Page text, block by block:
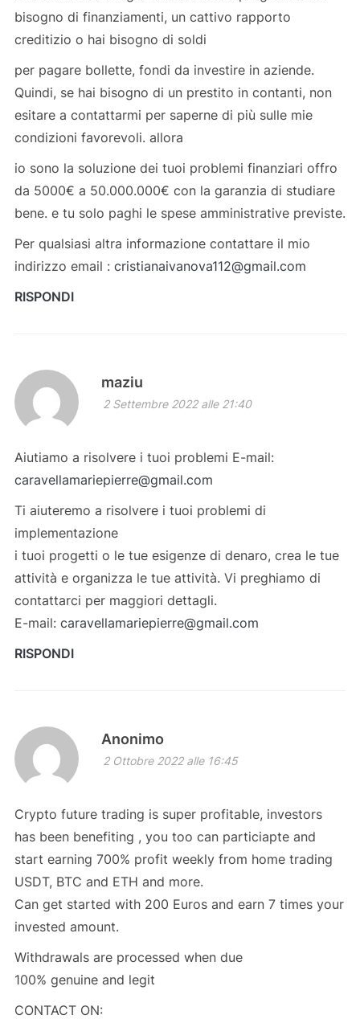
bisogno di finanziamenti, un cattivo rapporto
creditizio o hai bisogno di soldi
per pagare bollette, fondi da investire in aziende.
Quindi, se hai bisogno di un prestito in contanti, non
esitare a contattarmi per saperne di più sulle mie
condizioni favorevoli. allora
io sono la soluzione dei tuoi problemi finanziari offro
da 5000€ a 50.000.000€ con la garanzia di studiare
bene. e tu solo paghi le spese amministrative previste.
Per qualsiasi altra informazione contattare il mio
indirizzo email : cristianaivanova112@gmail.com
RISPONDI
maziu
2 Settembre 2022 alle 21:40
Aiutiamo a risolvere i tuoi problemi E-mail:
caravellamariepierre@gmail.com
Ti aiuteremo a risolvere i tuoi problemi di
implementazione
i tuoi progetti o le tue esigenze di denaro, crea le tue
attività e organizza le tue attività. Vi preghiamo di
contattarci per maggiori dettagli.
E-mail: caravellamariepierre@gmail.com
RISPONDI
Anonimo
2 Ottobre 2022 alle 16:45
Crypto future trading is super profitable, investors
has been benefiting , you too can particiapte and
start earning 700% profit weekly from home trading
USDT, BTC and ETH and more.
Can get started with 200 Euros and earn 7 times your
invested amount.
Withdrawals are processed when due
100% genuine and legit
CONTACT ON: